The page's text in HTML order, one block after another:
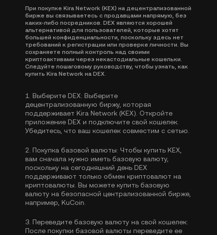
При покупке Kira Network (KEX) на децентрализованной
бирже вы связываетесь с продавцами напрямую, без
каких-либо посредников. DEX являются хорошей
альтернативой для пользователей, которые хотят
большей конфиденциальности, поскольку здесь нет
требований к регистрации или проверке личности. Вы
сохраняете полный контроль над своими
криптоактивами через некастодиальные кошельки.
Следуйте пошаговому руководству, чтобы узнать, как
купить Kira Network на DEX.
1. Выберите DEX: Выберите
децентрализованную биржу, которая
поддерживает Kira Network (KEX). Откройте
приложение DEX и подключите свой кошелек.
Убедитесь, что ваш кошелек совместим с сетью.
2. Покупка базовой валюты: Чтобы купить KEX,
вам сначала нужно иметь базовую валюту,
поскольку на сегодняшний день DEX
поддерживают только обмен криптовалют на
криптовалюты. Вы можете купить базовую
валюту на безопасной централизованной бирже,
например, KuCoin.
3. Переведите базовую валюту на свой кошелек:
После покупки базовой валюты переведите ее